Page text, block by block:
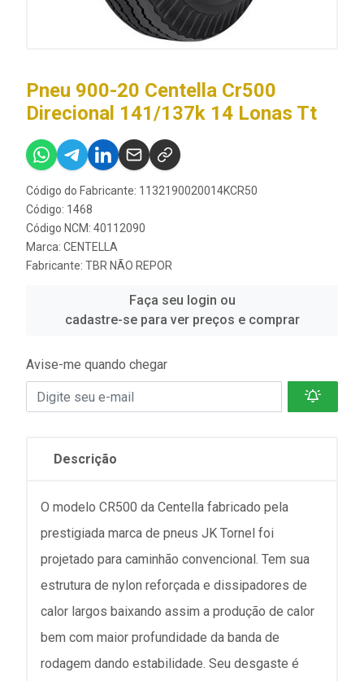
Pneu 900-20 Centella Cr500
Direcional 141/137k 14 Lonas Tt
Código do Fabricante: 1132190020014KCR50
Código: 1468
Código NCM: 40112090
Marca: CENTELLA
Fabricante: TBR NÃO REPOR
Faça seu login ou
cadastre-se para ver preços e comprar
Avise-me quando chegar
Descrição
O modelo CR500 da Centella fabricado pela
prestigiada marca de pneus JK Tornel foi
projetado para caminhão convencional. Tem sua
estrutura de nylon reforçada e dissipadores de
calor largos baixando assim a produção de calor
bem com maior profundidade da banda de
rodagem dando estabilidade. Seu desgaste é